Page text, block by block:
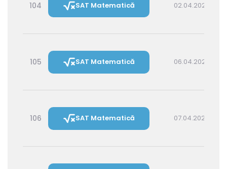
104 SAT Matematică 02.04.2027 16:00
105 SAT Matematică 06.04.2027 16:00
106 SAT Matematică 07.04.2027 14:30